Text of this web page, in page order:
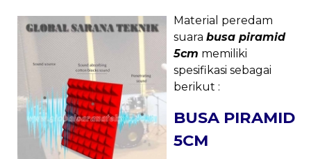
Material peredam
suara busa piramid
5cm memiliki
spesifikasi sebagai
berikut :
BUSA PIRAMID
5CM